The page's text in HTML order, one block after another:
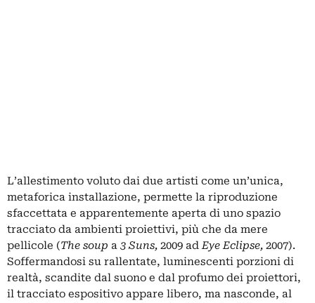
L’allestimento voluto dai due artisti come un’unica,
metaforica installazione, permette la riproduzione
sfaccettata e apparentemente aperta di uno spazio
tracciato da ambienti proiettivi, più che da mere
pellicole (The soup a 3 Suns, 2009 adEye Eclipse, 2007).
Soffermandosi su rallentate, luminescenti porzioni di
realtà, scandite dal suono e dal profumo dei proiettori,
il tracciato espositivo appare libero, ma nasconde, al